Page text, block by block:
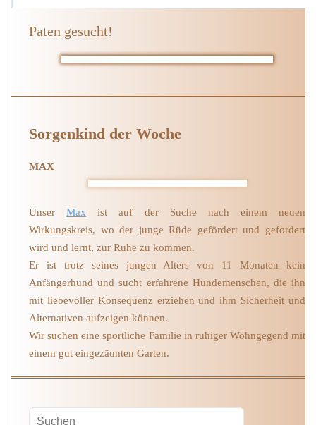
Paten gesucht!
Sorgenkind der Woche
MAX
UnserMax ist auf der Suche nach einem neuen
Wirkungskreis, wo der junge Rüde gefördert und gefordert
wird und lernt, zur Ruhe zu kommen.
Er ist trotz seines jungen Alters von 11 Monaten kein
Anfängerhund und sucht erfahrene Hundemenschen, die ihn
mit liebevoller Konsequenz erziehen und ihm Sicherheit und
Alternativen aufzeigen können.
Wir suchen eine sportliche Familie in ruhiger Wohngegend mit
einem gut eingezäunten Garten.